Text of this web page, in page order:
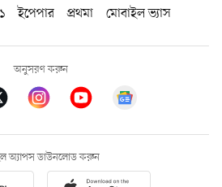
ইপেপার প্রথমা মোবাইল ভ্যাস
অনুসরণ করুন
অ্যাপস ডাউনলোড করুন